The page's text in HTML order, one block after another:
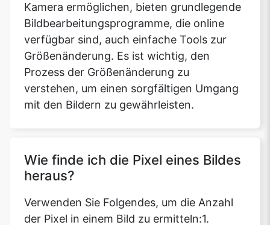
Kamera ermöglichen, bieten grundlegende
Bildbearbeitungsprogramme, die online
verfügbar sind, auch einfache Tools zur
Größenänderung. Es ist wichtig, den
Prozess der Größenänderung zu
verstehen, um einen sorgfältigen Umgang
mit den Bildern zu gewährleisten.
Wie finde ich die Pixel eines Bildes
heraus?
Verwenden Sie Folgendes, um die Anzahl
der Pixel in einem Bild zu ermitteln:1.